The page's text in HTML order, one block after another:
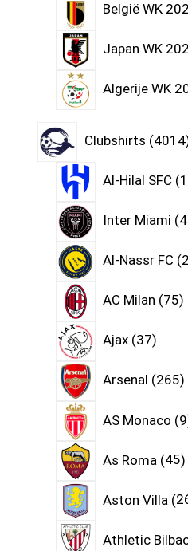
België WK
Japan WK
Algerije WK
Clubshirts 4014
Al-Hilal SFC
Inter Miami
Al-Nassr FC
AC Milan 75
Ajax 37
Arsenal 265
AS Monaco 9
As Roma 45
Aston Villa
Athletic